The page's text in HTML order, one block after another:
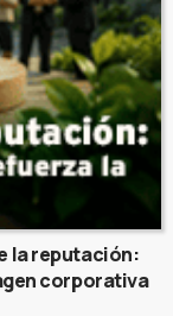
la reputación:
corporativa